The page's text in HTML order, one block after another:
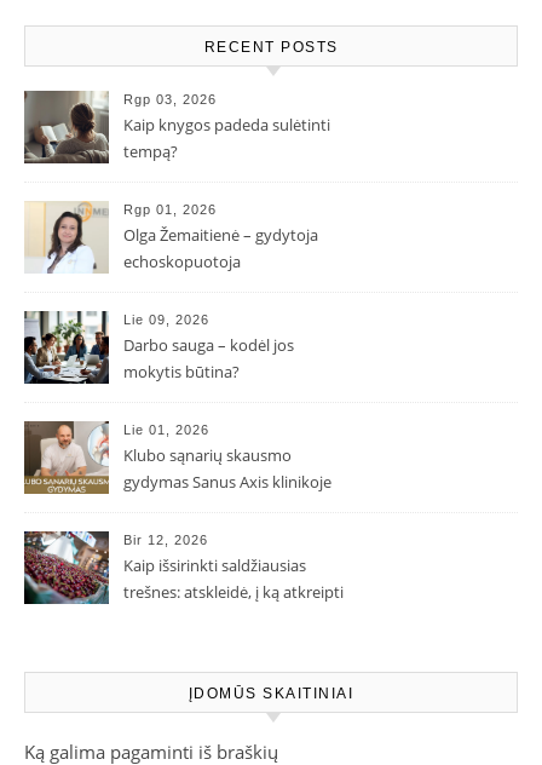
RECENT POSTS
Rgp 03, 2026
Kaip knygos padeda sulėtinti
tempą?
Rgp 01, 2026
Olga Žemaitienė – gydytoja
echoskopuotoja
Lie 09, 2026
Darbo sauga – kodėl jos
mokytis būtina?
Lie 01, 2026
Klubo sąnarių skausmo
gydymas Sanus Axis klinikoje
Bir 12, 2026
Kaip išsirinkti saldžiausias
trešnes: atskleidė, į ką atkreipti
ĮDOMŪS SKAITINIAI
Ką galima pagaminti iš braškių